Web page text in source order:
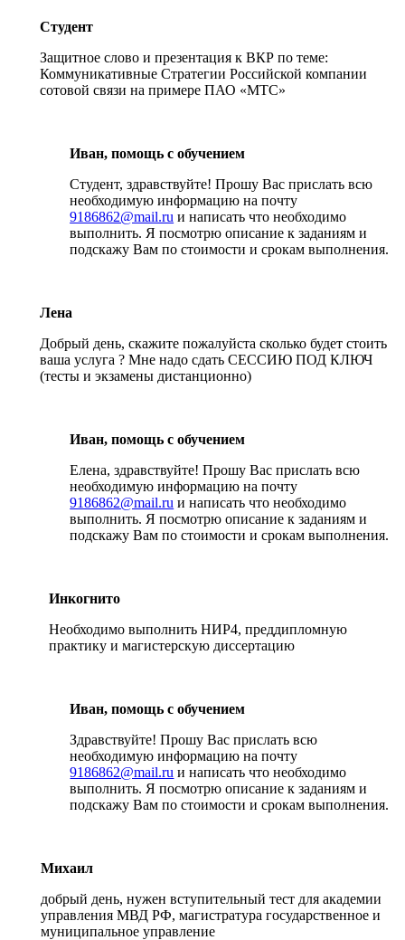
Студент
Защитное слово и презентация к ВКР по теме:
Коммуникативные Стратегии Российской компании
сотовой связи на примере ПАО «МТС»
Иван, помощь с обучением
Студент, здравствуйте! Прошу Вас прислать всю
необходимую информацию на почту
9186862@mail.ru и написать что необходимо
выполнить. Я посмотрю описание к заданиям и
подскажу Вам по стоимости и срокам выполнения.
Лена
Добрый день, скажите пожалуйста сколько будет стоить
ваша услуга ? Мне надо сдать СЕССИЮ ПОД КЛЮЧ
(тесты и экзамены дистанционно)
Иван, помощь с обучением
Елена, здравствуйте! Прошу Вас прислать всю
необходимую информацию на почту
9186862@mail.ru и написать что необходимо
выполнить. Я посмотрю описание к заданиям и
подскажу Вам по стоимости и срокам выполнения.
Инкогнито
Необходимо выполнить НИР4, преддипломную
практику и магистерскую диссертацию
Иван, помощь с обучением
Здравствуйте! Прошу Вас прислать всю
необходимую информацию на почту
9186862@mail.ru и написать что необходимо
выполнить. Я посмотрю описание к заданиям и
подскажу Вам по стоимости и срокам выполнения.
Михаил
добрый день, нужен вступительный тест для академии
управления МВД РФ, магистратура государственное и
муниципальное управление